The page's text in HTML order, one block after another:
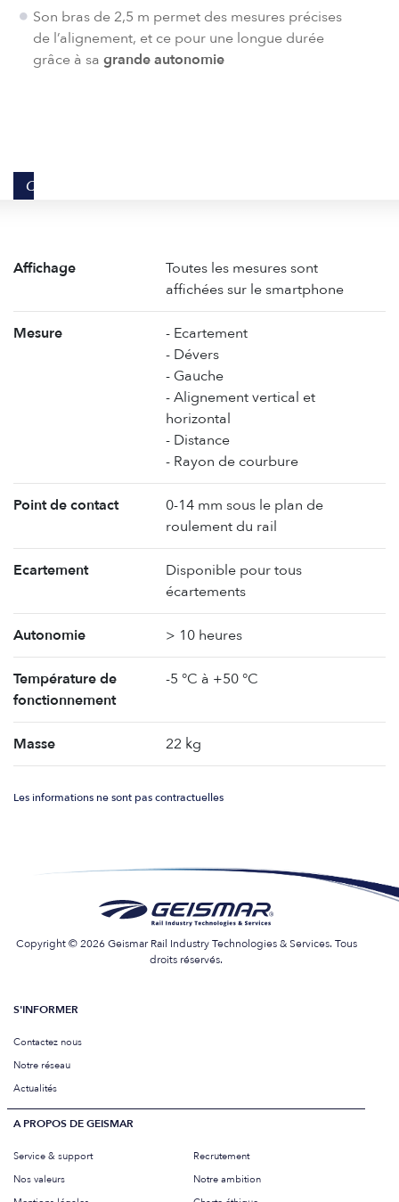
Son bras de 2,5 m permet des mesures précises
de l’alignement, et ce pour une longue durée
grâce à sa grande autonomie
CARACTÉRISTIQUES
Affichage
Toutes les mesures sont
affichées sur le smartphone
Mesure
- Ecartement
- Dévers
- Gauche
- Alignement vertical et
horizontal
- Distance
- Rayon de courbure
Point de contact
0-14 mm sous le plan de
roulement du rail
Ecartement
Disponible pour tous
écartements
Autonomie > 10 heures
Température de
fonctionnement
-5 °C à +50 °C
Masse 22 kg
Les informations ne sont pas contractuelles
Copyright © 2026 Geismar Rail Industry Technologies & Services. Tous
droits réservés.
S'INFORMER
Contactez nous
Notre réseau
Actualités
A PROPOS DE GEISMAR
Service & support
Recrutement
Nos valeurs
Notre ambition